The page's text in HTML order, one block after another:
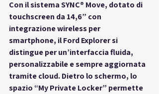
Con il sistema SYNC® Move, dotato di
touchscreen da 14,6” con
integrazione wireless per
smartphone, il Ford Explorer si
distingue per un’interfaccia fluida,
personalizzabile e sempre aggiornata
tramite cloud. Dietro lo schermo, lo
spazio “My Private Locker” permette